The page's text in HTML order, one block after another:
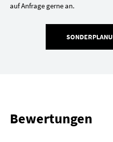
auf Anfrage gerne an.
Bewertungen